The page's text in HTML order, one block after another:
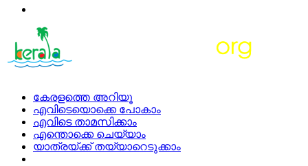
കേരളത്തെ അറിയൂ
എവിടെയൊക്കെ പോകാം
എവിടെ താമസിക്കാം
എന്തൊക്കെ ചെയ്യാം
യാത്രയ്ക്ക് തയ്യാറെടുക്കാം